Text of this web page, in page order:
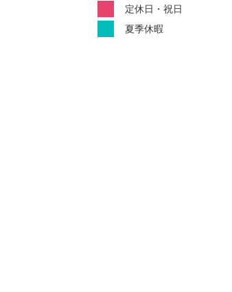
定休日・祝日
夏季休暇